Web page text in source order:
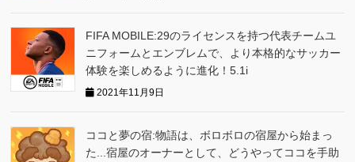
FIFA MOBILE:29のライセンスを持つ代表チームユ
ニフォームとエンブレムで、より本格的なサッカー
体験を楽しめるように進化！5.1i
2021年11月9日
ココと夢の宿:物語は、ボロボロの宿屋から始まっ
た...宿屋のオーナーとして、どうやってココを手助